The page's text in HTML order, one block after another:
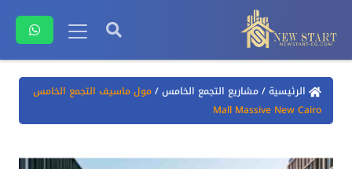
الرئيسية/مشاريع التجمع الخامس/مول ماسيف التجمع الخامس
Mall Massive New Cairo